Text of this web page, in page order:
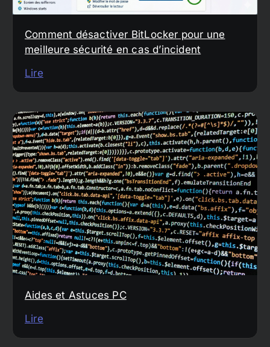
Comment désactiver BitLocker pour une
meilleure sécurité en cas d’incident
Lire
Aides et Astuces PC
Lire